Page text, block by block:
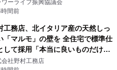
ワーライフ振興協議会
間前
工務店、北イタリア産の天然しっ
「マルモ」の壁を 全住宅で標準仕
して採用「本当に良いものだけに
わる」
会社野村工務店